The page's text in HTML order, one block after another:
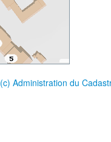
(c) Administration du